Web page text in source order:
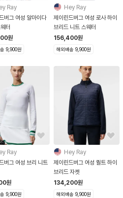
Ray
버그 여성 알마이다
터
원
9,900원
Hey Ray
제이린드버그 여성 로사 하이
브리드 니트 스웨터
156,400원
해외배송 9,900원
Ray
버그 여성 브리 니트
원
9,900원
Hey Ray
제이린드버그 여성 퀼트 하이
브리드 자켓
134,200원
해외배송 9,900원